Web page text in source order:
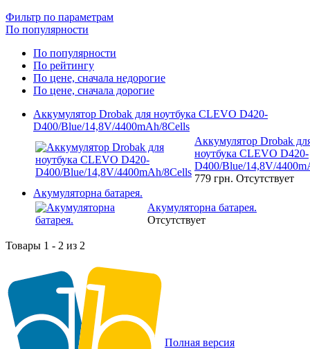
Фильтр по параметрам
По популярности
По популярности
По рейтингу
По цене, сначала недорогие
По цене, сначала дорогие
Аккумулятор Drobak для ноутбука CLEVO D420-
D400/Blue/14,8V/4400mAh/8Cells
Аккумулятор Drobak
ноутбука CLEVO D420-
D400/Blue/14,8V/
779 грн. Отсутствует
Акумуляторна батарея.
Акумуляторна батарея.
Отсутствует
Товары 1 - 2 из 2
Полная версия